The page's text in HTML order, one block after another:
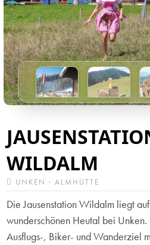
WILDALM
UNKEN · ALMHÜTTE
Die Jausenstation Wildalm liegt
wunderschönen Heutal bei
Ausflugs-, Biker- und Wanderziel